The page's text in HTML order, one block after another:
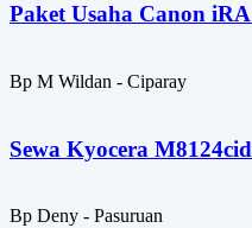
Paket Usaha Canon
Bp M Wildan - Ciparay
Sewa Kyocera
Bp Deny - Pasuruan